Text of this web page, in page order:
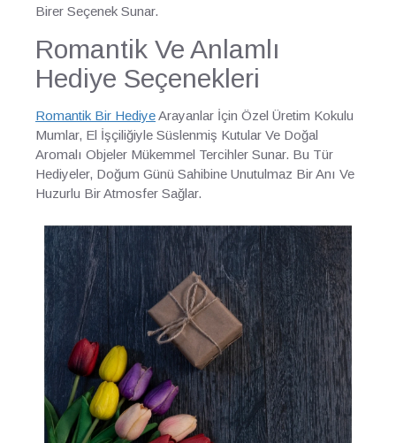
Birer Seçenek Sunar.
Romantik Ve Anlamlı
Hediye Seçenekleri
Romantik Bir HediyeArayanlar İçin Özel Üretim Kokulu
Mumlar, El İşçiliğiyle Süslenmiş Kutular Ve Doğal
Aromalı Objeler Mükemmel Tercihler Sunar. Bu Tür
Hediyeler, Doğum Günü Sahibine Unutulmaz Bir Anı Ve
Huzurlu Bir Atmosfer Sağlar.